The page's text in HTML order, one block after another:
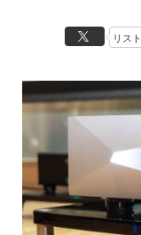
リスト